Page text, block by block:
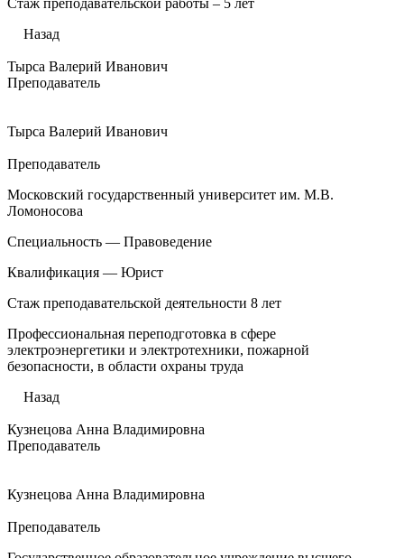
Стаж преподавательской работы – 5 лет
Назад
Тырса Валерий Иванович
Преподаватель
Тырса Валерий Иванович
Преподаватель
Московский государственный университет им. М.В.
Ломоносова
Специальность — Правоведение
Квалификация — Юрист
Стаж преподавательской деятельности 8 лет
Профессиональная переподготовка в сфере
электроэнергетики и электротехники, пожарной
безопасности, в области охраны труда
Назад
Кузнецова Анна Владимировна
Преподаватель
Кузнецова Анна Владимировна
Преподаватель